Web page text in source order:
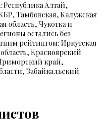
Республика Алтай,
Тамбовская, Калужская
область, Чукотка и
остались без
рейтингом: Иркутская
Красноярский
край,
Забайкальский